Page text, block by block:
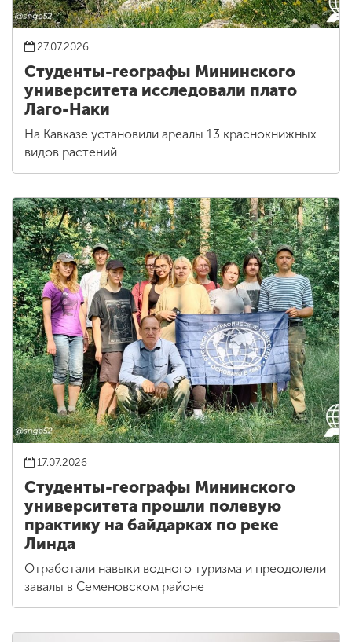
27.07.2026
Студенты-географы Мининского
университета исследовали плато
Лаго-Наки
На Кавказе установили ареалы 13 краснокнижных
видов растений
17.07.2026
Студенты-географы Мининского
университета прошли полевую
практику на байдарках по реке
Линда
Отработали навыки водного туризма и преодолели
завалы в Семеновском районе